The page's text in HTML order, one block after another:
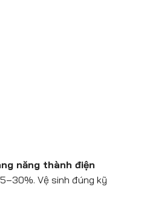
năng thành điện
Vệ sinh đúng kỹ